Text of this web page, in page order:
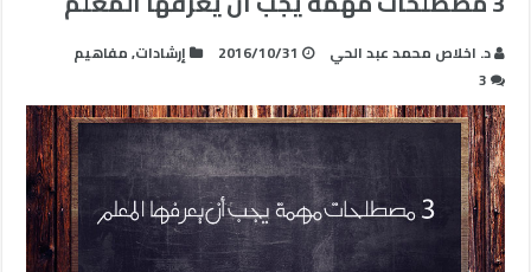
د. اخلاص محمد عبد الحي 2016/10/31 إرشادات,مفاهيم
3